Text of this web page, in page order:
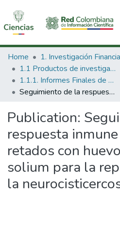
Communities & Collections
All of DSpace
Statistics
Home
1.1 Productos de investigación
1.1.1. Informes Finales de Proyectos de Investigación
Seguimiento de la respuesta inmune en primates retados con huevos de taenia solium para la reproducción de la neurocisticercosis
Publication:
respuesta
retados con
solium para la
la